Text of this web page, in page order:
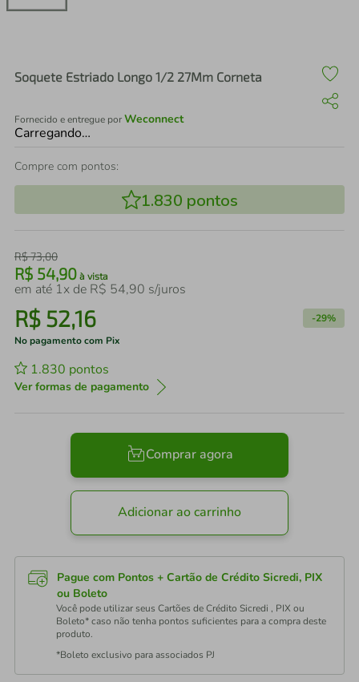
Soquete Estriado Longo 1/2 27Mm Corneta
Fornecido e entregue porWeconnect
Carregando…
Compre com pontos:
1.830 pontos
R$73,00
R$ 54,90 à vista
em até 1x de R$ 54,90 s/juros
R$ 52,16 -29%
No pagamento com Pix
1.830 pontos
Ver formas de pagamento
Comprar agora
Adicionar ao carrinho
Pague com Pontos + Cartão de Crédito Sicredi, PIX
ou Boleto
Você pode utilizar seus Cartões de Crédito Sicredi , PIX ou
Boleto* caso não tenha pontos suficientes para a compra deste
produto.
*Boleto exclusivo para associados PJ